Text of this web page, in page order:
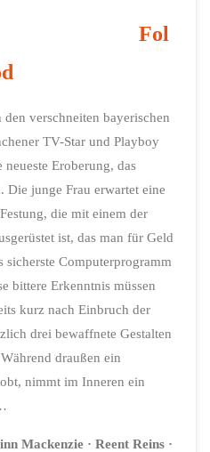
Fol
verschneiten bayerischen
TV-Star und Playboy
Eroberung, das
junge Frau erwartet eine
die mit einem der
ist, das man für Geld
Computerprogramm
bittere Erkenntnis müssen
kurz nach Einbruch der
drei bewaffnete Gestalten
draußen ein
nimmt im Inneren ein
Mackenzie · Reent Reins ·